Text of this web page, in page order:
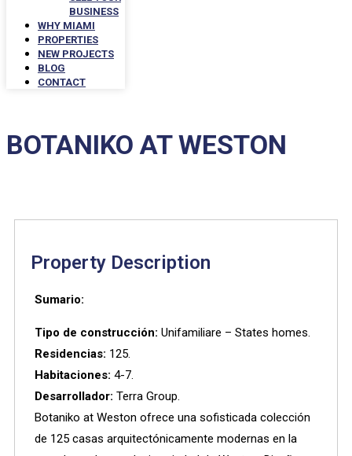
BUSINESS
WHY MIAMI
PROPERTIES
NEW PROJECTS
BLOG
CONTACT
BOTANIKO AT WESTON
Property Description
Sumario:
Tipo de construcción: Unifamiliare – States homes.
Residencias: 125.
Habitaciones: 4-7.
Desarrollador: Terra Group.
Botaniko at Weston ofrece una sofisticada colección
de 125 casas arquitectónicamente modernas en la